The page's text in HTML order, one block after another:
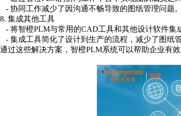
- 协同工作减少了因沟通不畅导致的图纸管理问题。
8. 集成其他工具
- 将智橙PLM与常用的CAD工具和其他设计软件集
- 集成工具简化了设计到生产的流程，减少了图纸
通过这些解决方案，智橙PLM系统可以帮助企业有